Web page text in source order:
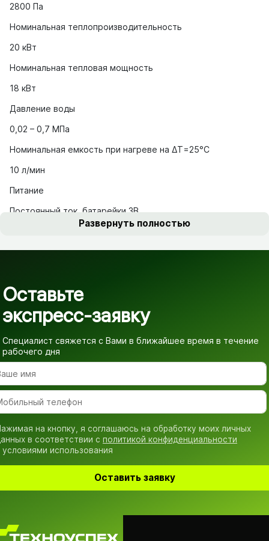
2800 Па
Номинальная теплопроизводительность
20 кВт
Номинальная тепловая мощность
18 кВт
Давление воды
0,02 – 0,7 МПа
Номинальная емкость при нагреве на ΔТ=25°С
10 л/мин
Питание
Постоянный ток, батарейки 3В
Развернуть полностью
Оставьте
экспресс-заявку
Специалист свяжется с Вами в ближайшее время в течение
рабочего дня
на кнопку, я соглашаюсь на обработку моих личных
в соответствии с политикой конфиденциальности
условиями использования
Оставить заявку